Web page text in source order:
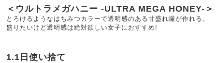
＜ウルトラメガハニー -ULTRA MEGA HONEY-＞
とろけるようなはちみつカラーで透明感のある甘盛れ瞳が作れる。
盛りたいけど透明感は絶対欲しい女子におすすめ!
1.1日使い捨て